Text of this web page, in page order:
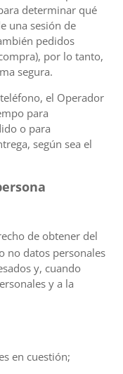
determinar qué
una sesión de
pedidos
por lo tanto,
segura.
el Operador
para
o para
según sea el
de obtener del
no datos personales
y, cuando
y a la
en cuestión;